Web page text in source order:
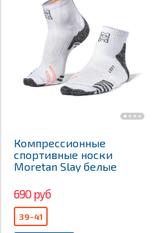
Компрессионные
спортивные носки
Moretan Slay белые
690 руб
39-41